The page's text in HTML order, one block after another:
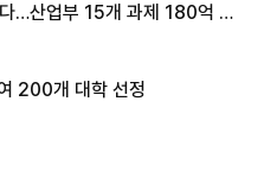
…산업부 15개 과제 180억 지
200개 대학 선정